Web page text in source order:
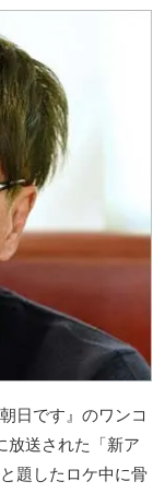
日です』のワンコ
放送された「新ア
題したロケ中に骨